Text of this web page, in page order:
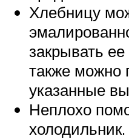
Хлебницу
закрывать
также можно
указанные
Неплохо
холодильник.